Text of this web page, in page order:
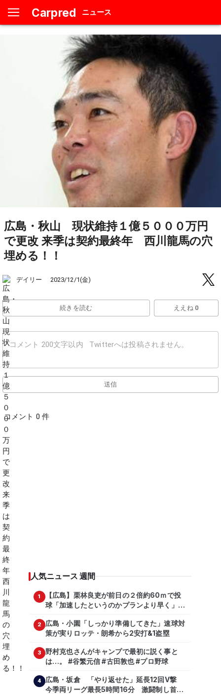
Carpred ニュース
広島・秋山 現状維持１億５０００万円
で更改 来季は契約最終年 西川龍馬の穴
埋める！！
デイリー 2023/12/1(金)
続きを読む ええね 0
送信
コメント 0 件
人気ニュース 週間
1
【広島】栗林良吏が前日の２倍約60ｍで投
球「加速したというのかプランより早く」自
2
広島・小園「しっかり準備してきた」速球対
策が実りロッテ・朗希から2安打&1盗塁
3
野村克也さんがキャンプで最初に説く事と
は…。 #谷繁元信 #古田敦也 #プロ野球
4
広島・坂倉 「やり返せた」延長12回V撃
今季両リーグ最長5時間16分 激闘制し首位